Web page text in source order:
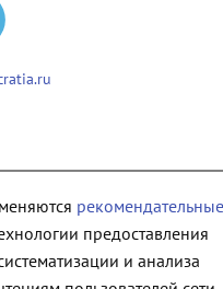
рекомендательные
предоставления
и анализа